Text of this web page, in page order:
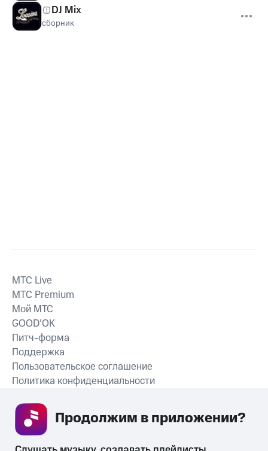
DJ Mix
сборник
СКАЧАТЬ ПРИЛОЖЕНИЕ
MTС Live
MTС Premium
Мой МТС
GOOD’OK
Питч-форма
Поддержка
Пользовательское соглашение
Политика конфиденциальности